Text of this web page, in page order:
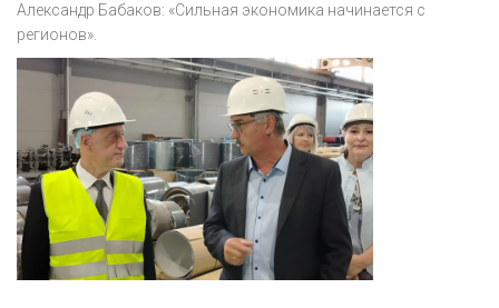
Александр Бабаков: «Сильная экономика начинается с
регионов».